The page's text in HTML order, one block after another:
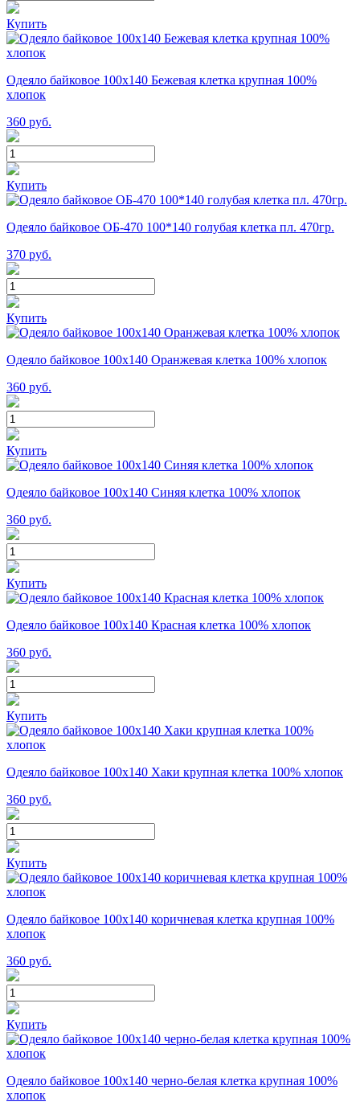
Купить
Одеяло байковое 100х140 Бежевая клетка крупная 100%
хлопок
360 руб.
Купить
Одеяло байковое ОБ-470 100*140 голубая клетка пл. 470гр.
370 руб.
Купить
Одеяло байковое 100х140 Оранжевая клетка 100% хлопок
360 руб.
Купить
Одеяло байковое 100х140 Синяя клетка 100% хлопок
360 руб.
Купить
Одеяло байковое 100х140 Красная клетка 100% хлопок
360 руб.
Купить
Одеяло байковое 100х140 Хаки крупная клетка 100% хлопок
360 руб.
Купить
Одеяло байковое 100х140 коричневая клетка крупная 100%
хлопок
360 руб.
Купить
Одеяло байковое 100х140 черно-белая клетка крупная 100%
хлопок